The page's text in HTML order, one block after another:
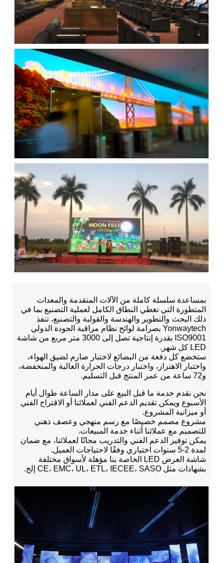
بمساعدة سلسلة كاملة من الآلات المتقدمة والمعدات
المتطورة التي تغطي النطاق الكامل لعملية التصنيع بما في
ذلك البحث والتطوير والهندسة والقولبة والتصنيع، تنفذ
Yonwaytech بصرامة لوائح نظام مراقبة الجودة الدولي
ISO9001 بقدرة إنتاجية تصل إلى 3000 متر مربع من شاشة
LED كل شهر.
ستخضع كل دفعة من البضائع لاختبار صارم لضيق الهواء،
واختبار الاهتزاز، واختبار درجات الحرارة العالية والمنخفضة،
و72 ساعة من عمر المنتج قبل التسليم.
نحن نقدم خدمة ما قبل البيع على مدار الساعة طوال أيام
الأسبوع ويمكن تقديم الدعم الفني لعملائنا أو الاقتراح الفني
أو ميزانية المشروع.
مشروع مصمم خصيصًا مع رسم منهجي وعصف ذهني
للتصميم مع عملائنا أثناء خدمة المبيعات.
يمكن توفير الدعم الفني والتدريب مجانًا لعملائنا، مع ضمان
لمدة 2-5 سنوات اختياري وفقًا لاحتياجات العميل.
شاشة العرض LED الخاصة بنا مؤهلة لأسواق مختلفة
بشهادات مثل CE، EMC، UL، ETL، IECEE، SASO إلخ.